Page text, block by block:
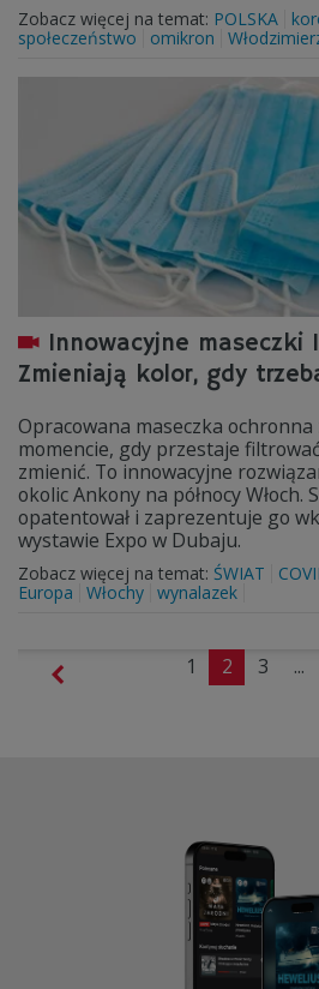
Zobacz więcej na temat: POLSKA
społeczeństwo
omikron
Innowacyjne maseczki
Zmieniają kolor, gdy
Opracowana maseczka
momencie, gdy przestaje
zmienić. To innowacyjne
okolic Ankony na północy Włoch.
opatentował i zaprezentuje go
wystawie Expo w Dubaju.
Zobacz więcej na temat: ŚWIAT
Europa
Włochy wynalazek
1 2 3 ...